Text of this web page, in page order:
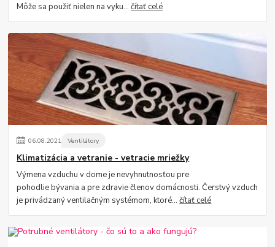
Môže sa použiť nielen na vyku...čítať celé
06.08.2021 Ventilátory
Klimatizácia a vetranie - vetracie mriežky
Výmena vzduchu v dome je nevyhnutnosťou pre
pohodlie bývania a pre zdravie členov domácnosti. Čerstvý vzduch
je privádzaný ventilačným systémom, ktoré...čítať celé